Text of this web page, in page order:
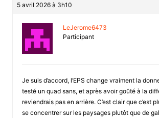
5 avril 2026 à 3h10
LeJerome6473
Participant
Je suis d’accord, l’EPS change vraiment la
testé un quad sans, et après avoir goûté à la
reviendrais pas en arrière. C’est clair que c’est
se concentrer sur les paysages plutôt que de